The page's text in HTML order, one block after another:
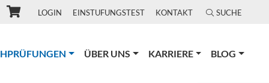
LOGIN EINSTUFUNGSTEST KONTAKT SUCHE
(CURRENT)
ÜBER UNS KARRIERE BLOG